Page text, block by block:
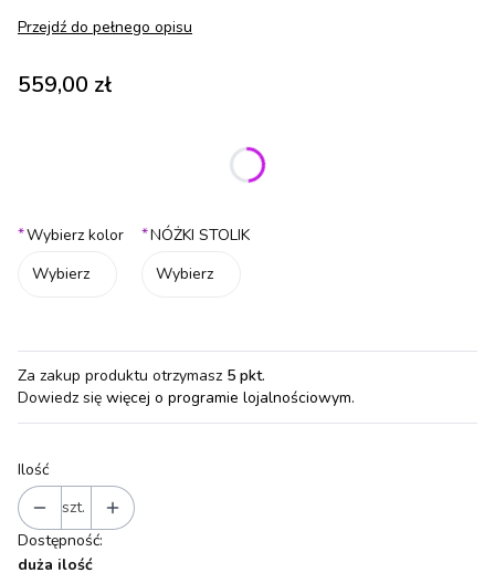
Przejdź do pełnego opisu
Cena
559,00 zł
Poszczególne warianty mogą różnić się ceną
*Wybierz kolor
Wybierz
*NÓŻKI STOLIK
Wybierz
Za zakup produktu otrzymasz 5 pkt.
Dowiedz się więcej o programie lojalnościowym.
Ilość
szt.
Dostępność:
duża ilość